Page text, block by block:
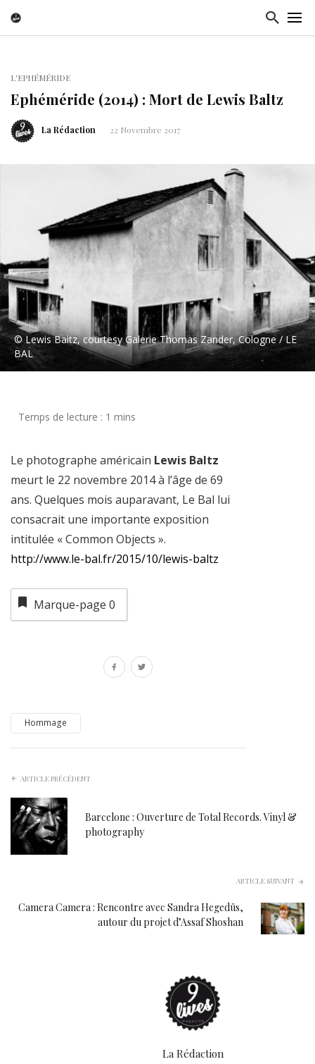
L'EPHÉMÉRIDE
Ephéméride (2014) : Mort de Lewis Baltz
La Rédaction 22 Novembre 2017
© Lewis Baltz, courtesy Galerie Thomas Zander, Cologne / LE
BAL
Le photographe américain Lewis Baltz
meurt le 22 novembre 2014 à l’âge de 69
ans. Quelques mois auparavant, Le Bal lui
consacrait une importante exposition
intitulée « Common Objects ».
http://www.le-bal.fr/2015/10/lewis-baltz
Marque-page 0
Hommage
ARTICLE PRÉCÉDENT
Barcelone : Ouverture de Total Records. Vinyl &
photography
ARTICLE SUIVANT
Camera Camera : Rencontre avec Sandra Hegedüs,
autour du projet d’Assaf Shoshan
La Rédaction